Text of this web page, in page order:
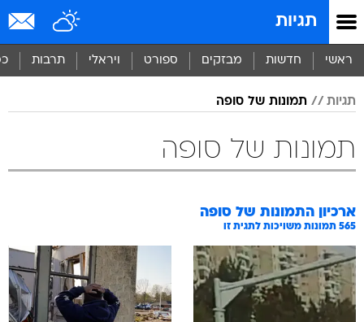
תגיות
ראשי חדשות מבזקים ספורט ויראלי תרבות
תגיות תמונות של סופה
תמונות של סופה
ארכיון התמונות של סופה
565 תמונות משויכות לתגית זו